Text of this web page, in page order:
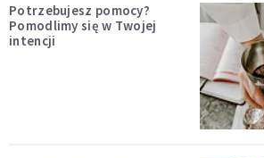
Potrzebujesz pomocy?
Pomodlimy się w Twojej
intencji